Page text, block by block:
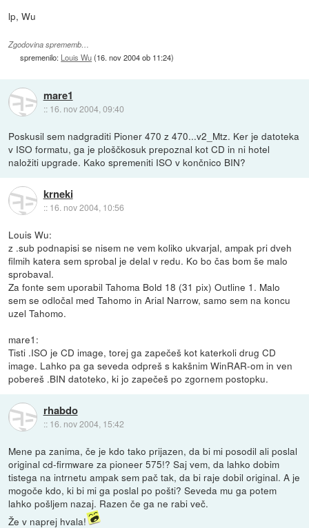
lp, Wu
Zgodovina sprememb…
spremenilo: Louis Wu(16. nov 2004 ob 11:24)
mare1
:: 16. nov 2004, 09:40
Poskusil sem nadgraditi Pioner 470 z 470...v2_Mtz. Ker je datoteka
v ISO formatu, ga je ploščkosuk prepoznal kot CD in ni hotel
naložiti upgrade. Kako spremeniti ISO v končnico BIN?
krneki
:: 16. nov 2004, 10:56
Louis Wu:
z .sub podnapisi se nisem ne vem koliko ukvarjal, ampak pri dveh
filmih katera sem sprobal je delal v redu. Ko bo čas bom še malo
sprobaval.
Za fonte sem uporabil Tahoma Bold 18 (31 pix) Outline 1. Malo
sem se odločal med Tahomo in Arial Narrow, samo sem na koncu
uzel Tahomo.
mare1:
Tisti .ISO je CD image, torej ga zapečeš kot katerkoli drug CD
image. Lahko pa ga seveda odpreš s kakšnim WinRAR-om in ven
pobereš .BIN datoteko, ki jo zapečeš po zgornem postopku.
rhabdo
:: 16. nov 2004, 15:42
Mene pa zanima, če je kdo tako prijazen, da bi mi posodil ali poslal
original cd-firmware za pioneer 575!? Saj vem, da lahko dobim
tistega na intrnetu ampak sem pač tak, da bi raje dobil original. A je
mogoče kdo, ki bi mi ga poslal po pošti? Seveda mu ga potem
lahko pošljem nazaj. Razen če ga ne rabi več.
Že v naprej hvala!